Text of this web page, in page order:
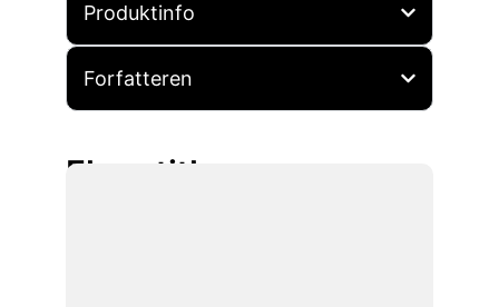
Produktinfo
Forfatteren
Flere titler